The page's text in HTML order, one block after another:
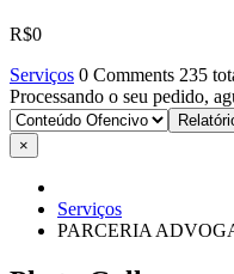
R$0
Serviços 0 Comments 235
Processando o seu pedido,
×
Serviços
PARCERIA